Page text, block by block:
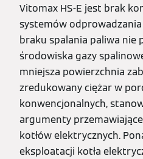
Vitomax HS-E jest brak
systemów
braku spalania paliwa nie
środowiska gazy
mniejsza powierzchnia
zredukowany ciężar w
konwencjonalnych,
argumenty
kotłów elektrycznych.
eksploatacji kotła